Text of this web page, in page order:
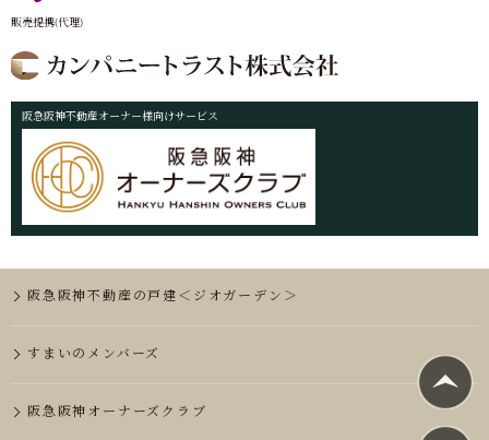
販売提携(代理)
阪急阪神不動産オーナー様向けサービス
阪急阪神不動産の戸建＜ジオガーデン＞
すまいのメンバーズ
阪急阪神オーナーズクラブ